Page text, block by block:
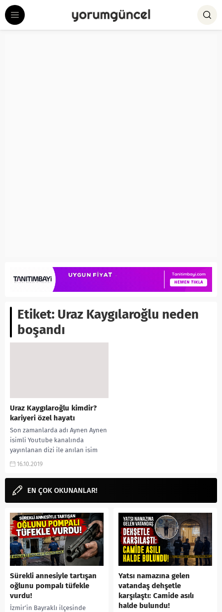
Etiket: Uraz Kaygılaroğlu neden
boşandı
Uraz Kaygılaroğlu kimdir?
kariyeri özel hayatı
Son zamanlarda adı Aynen Aynen
isimli Youtube kanalında
yayınlanan dizi ile anılan isim
Uraz Kaygılaroğlu kimdir? İlk
16.10.2019
EN ÇOK OKUNANLAR!
Sürekli annesiyle tartışan
oğlunu pompalı tüfekle
vurdu!
İzmir’in Bayraklı ilçesinde
Yatsı namazına gelen
vatandaş dehşetle
karşılaştı: Camide asılı
halde bulundu!